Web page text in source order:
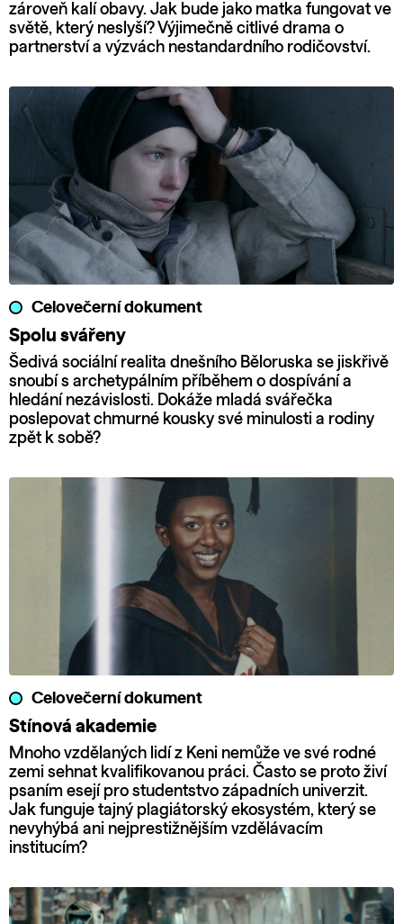
zároveň kalí obavy. Jak bude jako matka fungovat ve
světě, který neslyší? Výjimečně citlivé drama o
partnerství a výzvách nestandardního rodičovství.
Celovečerní dokument
Spolu svářeny
Šedivá sociální realita dnešního Běloruska se jiskřivě
snoubí s archetypálním příběhem o dospívání a
hledání nezávislosti. Dokáže mladá svářečka
poslepovat chmurné kousky své minulosti a rodiny
zpět k sobě?
Celovečerní dokument
Stínová akademie
Mnoho vzdělaných lidí z Keni nemůže ve své rodné
zemi sehnat kvalifikovanou práci. Často se proto živí
psaním esejí pro studentstvo západních univerzit.
Jak funguje tajný plagiátorský ekosystém, který se
nevyhýbá ani nejprestižnějším vzdělávacím
institucím?